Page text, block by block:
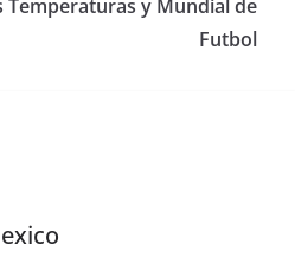
Temperaturas y Mundial de
Futbol